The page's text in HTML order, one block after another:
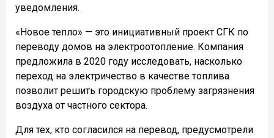
уведомления.
«Новое тепло» — это инициативный проект СГК по
переводу домов на электроотопление. Компания
предложила в 2020 году исследовать, насколько
переход на электричество в качестве топлива
позволит решить городскую проблему загрязнения
воздуха от частного сектора.
Для тех, кто согласился на перевод, предусмотрели